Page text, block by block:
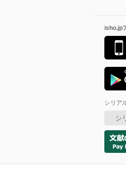
isho.jp
シリア
シ